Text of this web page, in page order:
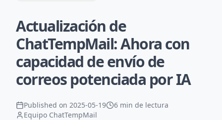
Actualización de
ChatTempMail: Ahora con
capacidad de envío de
correos potenciada por IA
Published on 2025-05-19
6 min de lectura
Equipo ChatTempMail